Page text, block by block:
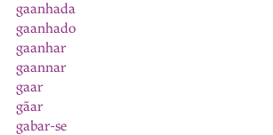
gaanhada
gaanhado
gaanhar
gaannar
gaar
gãar
gabar-se